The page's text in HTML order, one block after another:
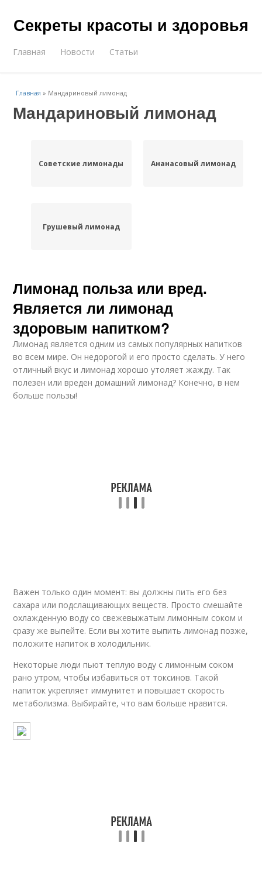
Секреты красоты и здоровья
Главная Новости Статьи
Главная » Мандариновый лимонад
Мандариновый лимонад
Советские лимонады Ананасовый лимонад
Грушевый лимонад
Лимонад польза или вред.
Является ли лимонад
здоровым напитком?
Лимонад является одним из самых популярных напитков
во всем мире. Он недорогой и его просто сделать. У него
отличный вкус и лимонад хорошо утоляет жажду. Так
полезен или вреден домашний лимонад? Конечно, в нем
больше пользы!
Важен только один момент: вы должны пить его без
сахара или подслащивающих веществ. Просто смешайте
охлажденную воду со свежевыжатым лимонным соком и
сразу же выпейте. Если вы хотите выпить лимонад позже,
положите напиток в холодильник.
Некоторые люди пьют теплую воду с лимонным соком
рано утром, чтобы избавиться от токсинов. Такой
напиток укрепляет иммунитет и повышает скорость
метаболизма. Выбирайте, что вам больше нравится.